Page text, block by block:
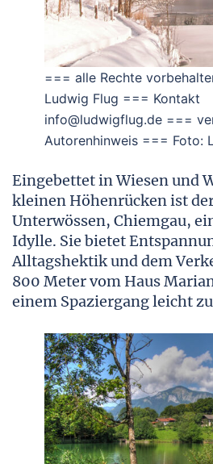
=== alle Rechte
Ludwig Flug === Kontakt
info@ludwigflug.de ===
Autorenhinweis === Foto:
Eingebettet in Wiesen und
kleinen Höhenrücken ist
Unterwössen, Chiemgau,
Idylle. Sie bietet
Alltagshektik und dem
800 Meter vom Haus
einem Spaziergang leicht